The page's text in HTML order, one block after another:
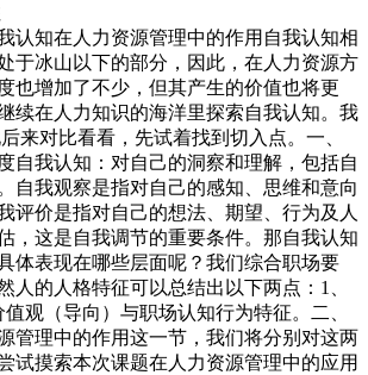
认知在人力资源管理中的作用自我认知相
于冰山以下的部分，因此，在人力资源方
也增加了不少，但其产生的价值也将更
续在人力知识的海洋里探索自我认知。我
来对比看看，先试着找到切入点。一、
自我认知：对自己的洞察和理解，包括自
自我观察是指对自己的感知、思维和意向
评价是指对自己的想法、期望、行为及人
，这是自我调节的重要条件。那自我认知
体表现在哪些层面呢？我们综合职场要
人的人格特征可以总结出以下两点：1、
观（导向）与职场认知行为特征。二、
管理中的作用这一节，我们将分别对这两
试摸索本次课题在人力资源管理中的应用